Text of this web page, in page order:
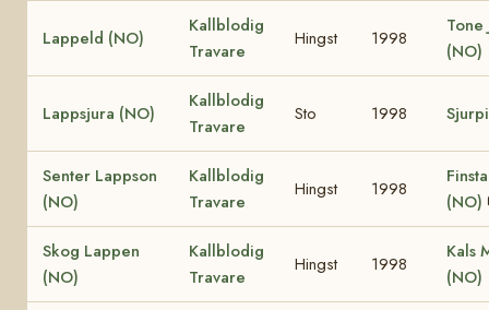
Lappeld (NO)
Kallblodig
Travare
Hingst 1998
Tone
(NO)
Lappsjura (NO)
Kallblodig
Travare
Sto 1998
Senter Lappson
(NO)
Kallblodig
Travare
Hingst 1998
(NO)
Skog Lappen
(NO)
Kallblodig
Travare
Hingst 1998
Kals
(NO)